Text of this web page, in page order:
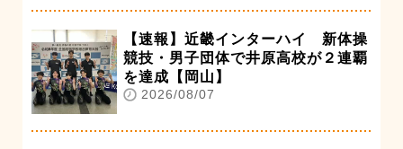
【速報】近畿インターハイ 新体操
競技・男子団体で井原高校が２連覇
を達成【岡山】
2026/08/07